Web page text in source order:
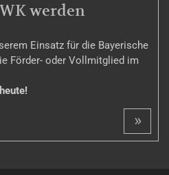
werden
Einsatz für die Bayerische
Förder- oder Vollmitglied im
»